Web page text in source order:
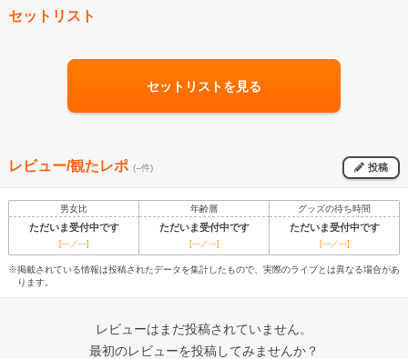
セットリスト
セットリストを見る
レビュー/観たレポ (--件) 投稿
男女比 年齢層 グッズの待ち時間
ただいま受付中です ただいま受付中です ただいま受付中です
[---／---] [---／---] [---／---]
※掲載されている情報は投稿されたデータを集計したもので、実際のライブとは異なる場合があ
ります。
レビューはまだ投稿されていません。
最初のレビューを投稿してみませんか？